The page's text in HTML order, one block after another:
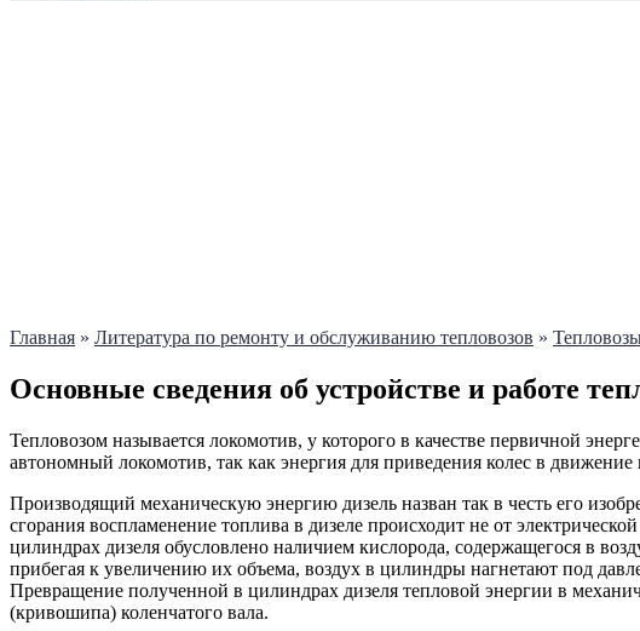
Главная » Литература по ремонту и обслуживанию тепловозов »
Основные сведения об устройстве и работе
Тепловозом называется локомотив, у которого в качестве первичной
автономный локомотив, так как энергия для приведения колес в
Производящий механическую энергию дизель назван так в честь его
сгорания воспламенение топлива в дизеле происходит не от
цилиндрах дизеля обусловлено наличием кислорода, содержащегося в
прибегая к увеличению их объема, воздух в цилиндры нагнетают под
Превращение полученной в цилиндрах дизеля тепловой энергии в
(кривошипа) коленчатого вала.